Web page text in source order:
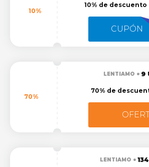
10%
10% de
CUPÓN
70%
LENTIAMO 9
70% de
LENTIAMO